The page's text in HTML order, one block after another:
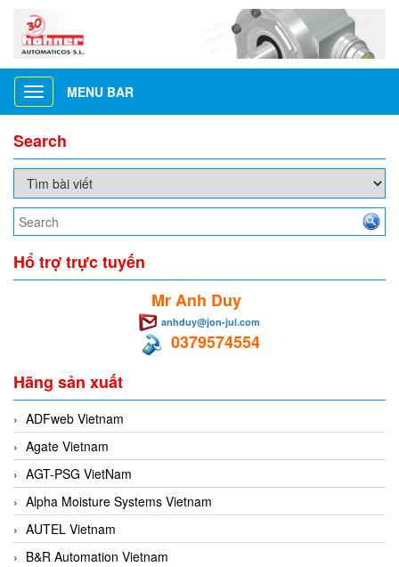
Toggle
navigation
MENU BAR
Search
Hổ trợ trực tuyến
Mr Anh Duy
anhduy@jon-jul.com
0379574554
Hãng sản xuất
ADFweb Vietnam
Agate Vietnam
AGT-PSG VietNam
Alpha Moisture Systems Vietnam
AUTEL Vietnam
B&R Automation Vietnam